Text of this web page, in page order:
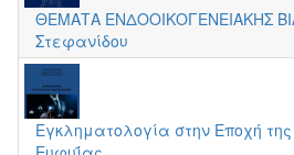
ΘΕΜΑΤΑ ΕΝΔΟΟΙΚΟΓΕΝΕΙΑΚΗΣ
Στεφανίδου
Εγκληματολογία στην Εποχή